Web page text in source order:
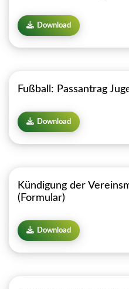
Download
Fußball: Passantrag
Download
Kündigung der
(Formular)
Download